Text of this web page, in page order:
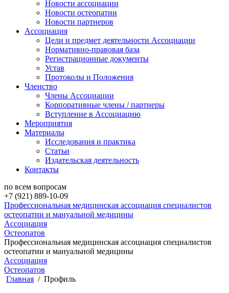
Новости ассоциации
Новости остеопатии
Новости партнеров
Ассоциация
Цели и предмет деятельности Ассоциации
Нормативно-правовая база
Регистрационные документы
Устав
Протоколы и Положения
Членство
Члены Ассоциации
Корпоративные члены / партнеры
Вступление в Ассоциацию
Мероприятия
Материалы
Исследования и практика
Статьи
Издательская деятельность
Контакты
по всем вопросам
+7 (921) 889-10-09
Профессиональная медицинская ассоциация специалистов
остеопатии и мануальной медицины
Ассоциация
Остеопатов
Профессиональная медицинская ассоциация специалистов
остеопатии и мануальной медицины
Ассоциация
Остеопатов
Главная
Профиль